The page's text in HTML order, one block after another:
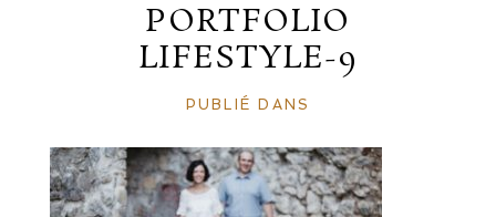
PORTFOLIO
LIFESTYLE-9
PUBLIÉ DANS